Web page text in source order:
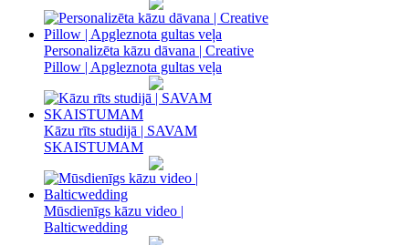
Personalizēta kāzu dāvana | Creative
Pillow | Apgleznota gultas veļa
Kāzu rīts studijā | SAVAM
SKAISTUMAM
Mūsdienīgs kāzu video |
Balticwedding